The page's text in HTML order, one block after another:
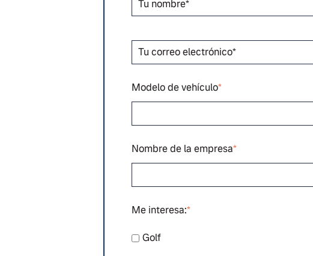
Modelo de vehículo*
Nombre de la empresa*
Me interesa:*
Golf